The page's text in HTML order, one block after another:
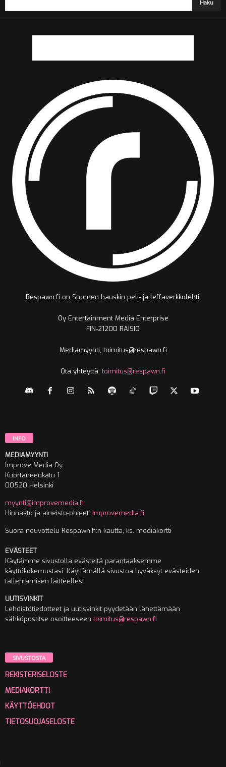
Respawn.fi on Suomen hauskin peli- ja leffaverkkolehti.
Oy Entertainment Media Enterprise
FIN-21200 RAISIO
Mediamyynti, toimitus@respawn.fi
Ota yhteyttä:toimitus@respawn.fi
INFO
MEDIAMYYNTI
Improve Media Oy
Kuortaneenkatu 1
00520 Helsinki
myynti@improvemedia.fi
Hinnasto ja aineisto-ohjeet: Improvemedia.fi
Suora neuvottelu Respawn.fi:n kautta, ks. mediakortti
EVÄSTEET
Käytämme sivustolla evästeitä parantaaksemme
käyttökokemustasi. Käyttämällä sivustoa hyväksyt evästeiden
tallentamisen laitteellesi.
UUTISVINKIT
Lehdistötiedotteet ja uutisvinkit pyydetään lähettämään
sähköpostitse osoitteeseentoimitus@respawn.fi
SIVUSTOSTA
REKISTERISELOSTE
MEDIAKORTTI
KÄYTTÖEHDOT
TIETOSUOJASELOSTE